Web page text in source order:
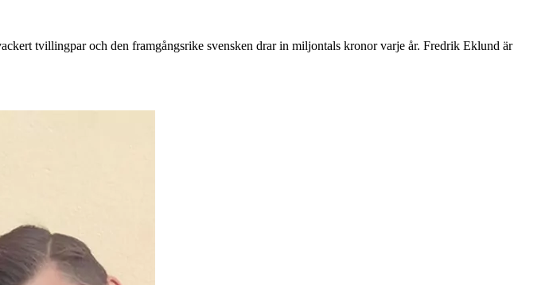
tvillingpar och den framgångsrike svensken drar in miljontals kronor varje år. Fredrik Eklund är